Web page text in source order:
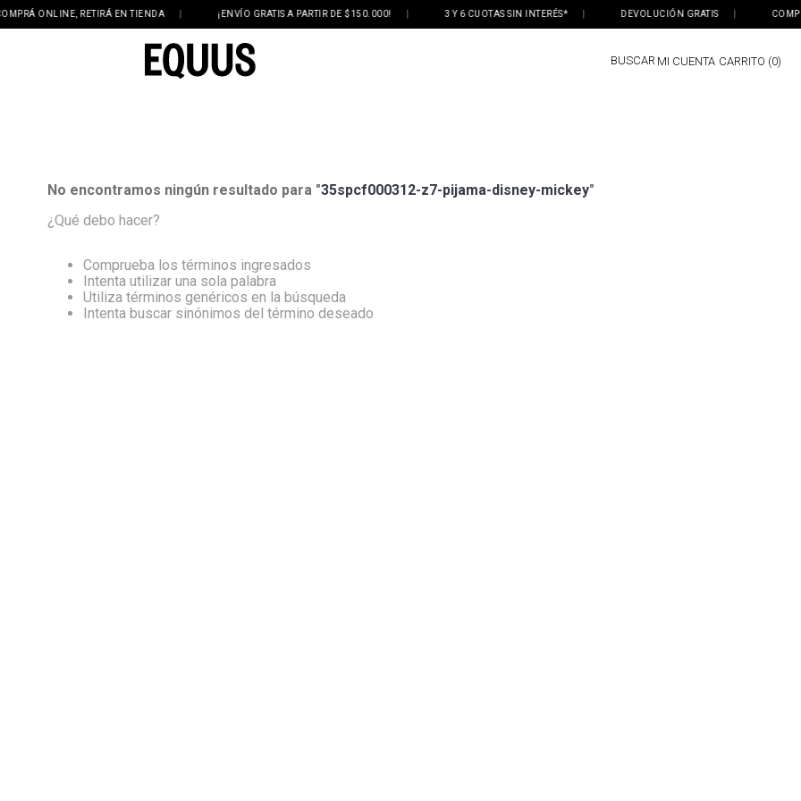
ONLINE, RETIRÁ EN TIENDA ¡ENVÍO GRATIS A PARTIR DE $150.000! 3 Y 6 CUOTAS SIN INTERÉS* DEVOLUCIÓN GRATIS
BUSCAR MI CUENTA 0
No encontramos ningún resultado para "35spcf000312-z7-pijama-disney-mickey"
¿Qué debo hacer?
Comprueba los términos ingresados
Intenta utilizar una sola palabra
Utiliza términos genéricos en la búsqueda
Intenta buscar sinónimos del término deseado